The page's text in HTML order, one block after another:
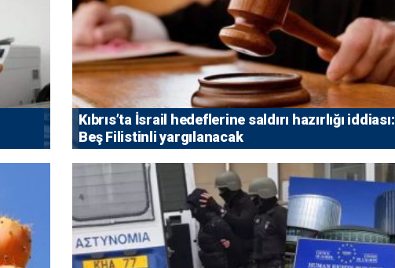
Kıbrıs’ta İsrail hedeflerine saldırı hazırlığı iddiası:
Beş Filistinli yargılanacak